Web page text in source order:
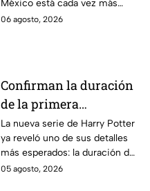
entre los fans
México está cada vez más
cerca, pues el elenco ya se
06 agosto, 2026
Confirman la duración
de la primera
temporada de Harry
Potter y emocionará a
los fans de los libros
La nueva serie de Harry Potter
ya reveló uno de sus detalles
más esperados: la duración de
la primera temporada basada
05 agosto, 2026